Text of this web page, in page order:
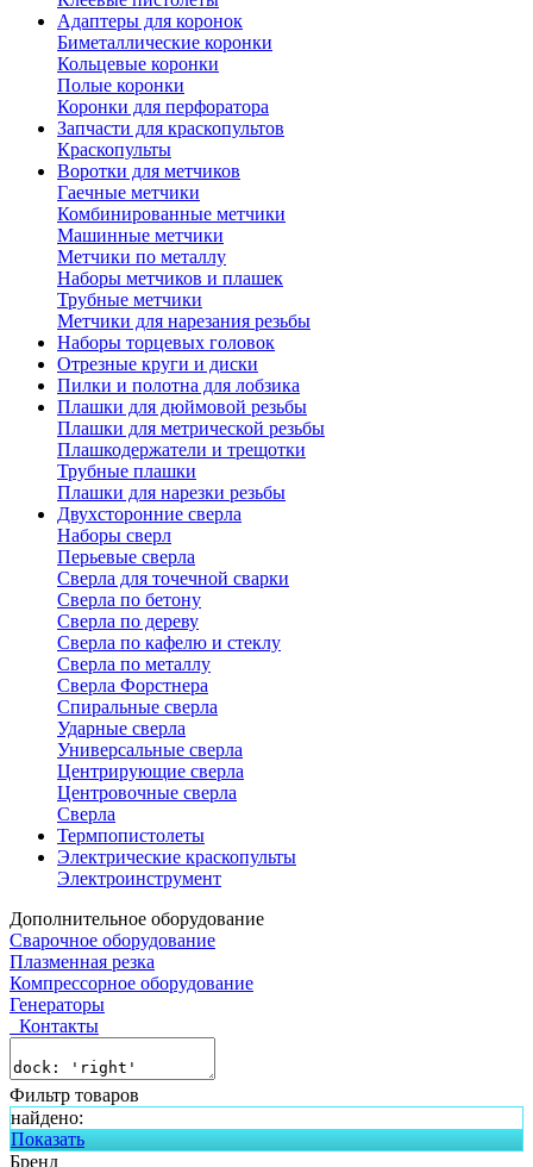
Адаптеры для коронок
Биметаллические коронки
Кольцевые коронки
Полые коронки
Коронки для перфоратора
Запчасти для краскопультов
Краскопульты
Воротки для метчиков
Гаечные метчики
Комбинированные метчики
Машинные метчики
Метчики по металлу
Наборы метчиков и плашек
Трубные метчики
Метчики для нарезания резьбы
Наборы торцевых головок
Отрезные круги и диски
Пилки и полотна для лобзика
Плашки для дюймовой резьбы
Плашки для метрической резьбы
Плашкодержатели и трещотки
Трубные плашки
Плашки для нарезки резьбы
Двухсторонние сверла
Наборы сверл
Перьевые сверла
Сверла для точечной сварки
Сверла по бетону
Сверла по дереву
Сверла по кафелю и стеклу
Сверла по металлу
Сверла Форстнера
Спиральные сверла
Ударные сверла
Универсальные сверла
Центрирующие сверла
Центровочные сверла
Сверла
Термпопистолеты
Электрические краскопульты
Электроинструмент
Дополнительное оборудование
Сварочное оборудование
Плазменная резка
Компрессорное оборудование
Генераторы
Контакты
Фильтр товаров
найдено:
Показать
Бренд